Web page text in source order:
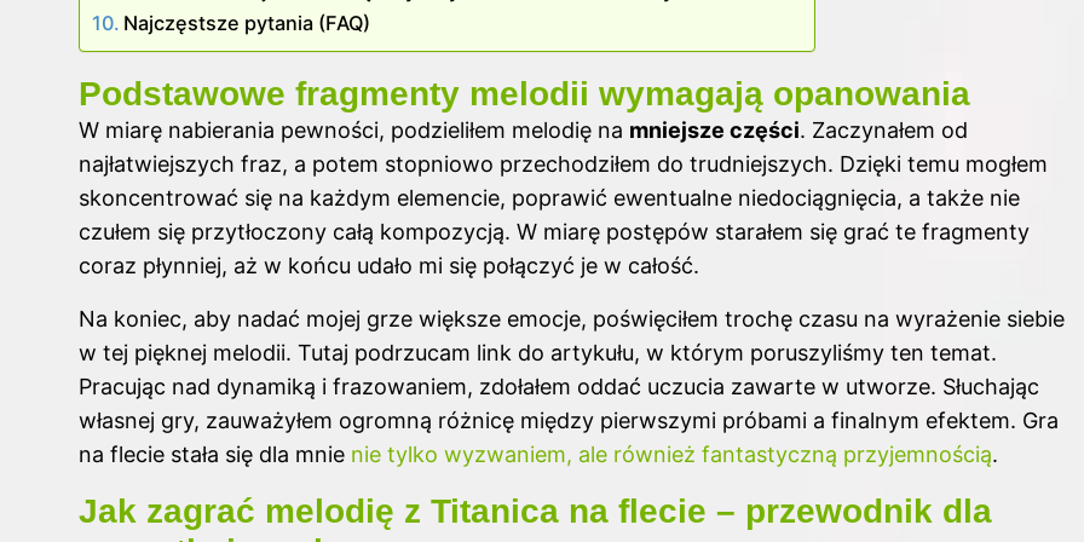
Najczęstsze pytania (FAQ)
Podstawowe fragmenty melodii wymagają opanowania
W miarę nabierania pewności, podzieliłem melodię na mniejsze części. Zaczynałem od
najłatwiejszych fraz, a potem stopniowo przechodziłem do trudniejszych. Dzięki temu mogłem
skoncentrować się na każdym elemencie, poprawić ewentualne niedociągnięcia, a także nie
czułem się przytłoczony całą kompozycją. W miarę postępów starałem się grać te fragmenty
coraz płynniej, aż w końcu udało mi się połączyć je w całość.
Na koniec, aby nadać mojej grze większe emocje, poświęciłem trochę czasu na wyrażenie siebie
w tej pięknej melodii. Tutaj podrzucam link do artykułu, w którym poruszyliśmy ten temat.
Pracując nad dynamiką i frazowaniem, zdołałem oddać uczucia zawarte w utworze. Słuchając
własnej gry, zauważyłem ogromną różnicę między pierwszymi próbami a finalnym efektem. Gra
na flecie stała się dla mnie nie tylko wyzwaniem, ale również fantastyczną przyjemnością.
Jak zagrać melodię z Titanica na flecie – przewodnik dla